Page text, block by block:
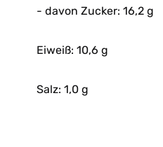
- davon Zucker: 16,2 g
Eiweiß: 10,6 g
Salz: 1,0 g